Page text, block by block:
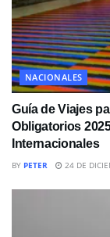
NACIONALES
Guía de Viajes
Obligatorios
Internacionales
BY PETER 24 DE